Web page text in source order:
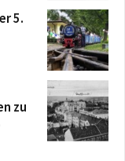
5.
zu